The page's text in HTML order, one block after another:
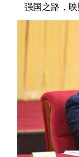
强国之路，映